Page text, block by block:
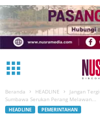
Beranda HEADLINE
Jangan
Sumbawa Serukan Perang Melawan...
HEADLINE PEMERINTAHAN